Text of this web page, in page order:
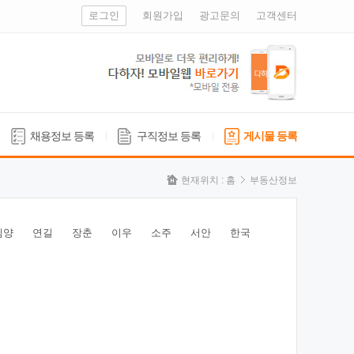
로그인 회원가입 광고문의 고객센터
채용정보 등록 구직정보 등록 게시물 등록
현재위치 : 홈 부동산정보
양 연길 장춘 이우 소주 서안 한국